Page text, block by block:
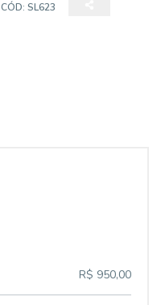
CÓD: SL623
R$ 950,00